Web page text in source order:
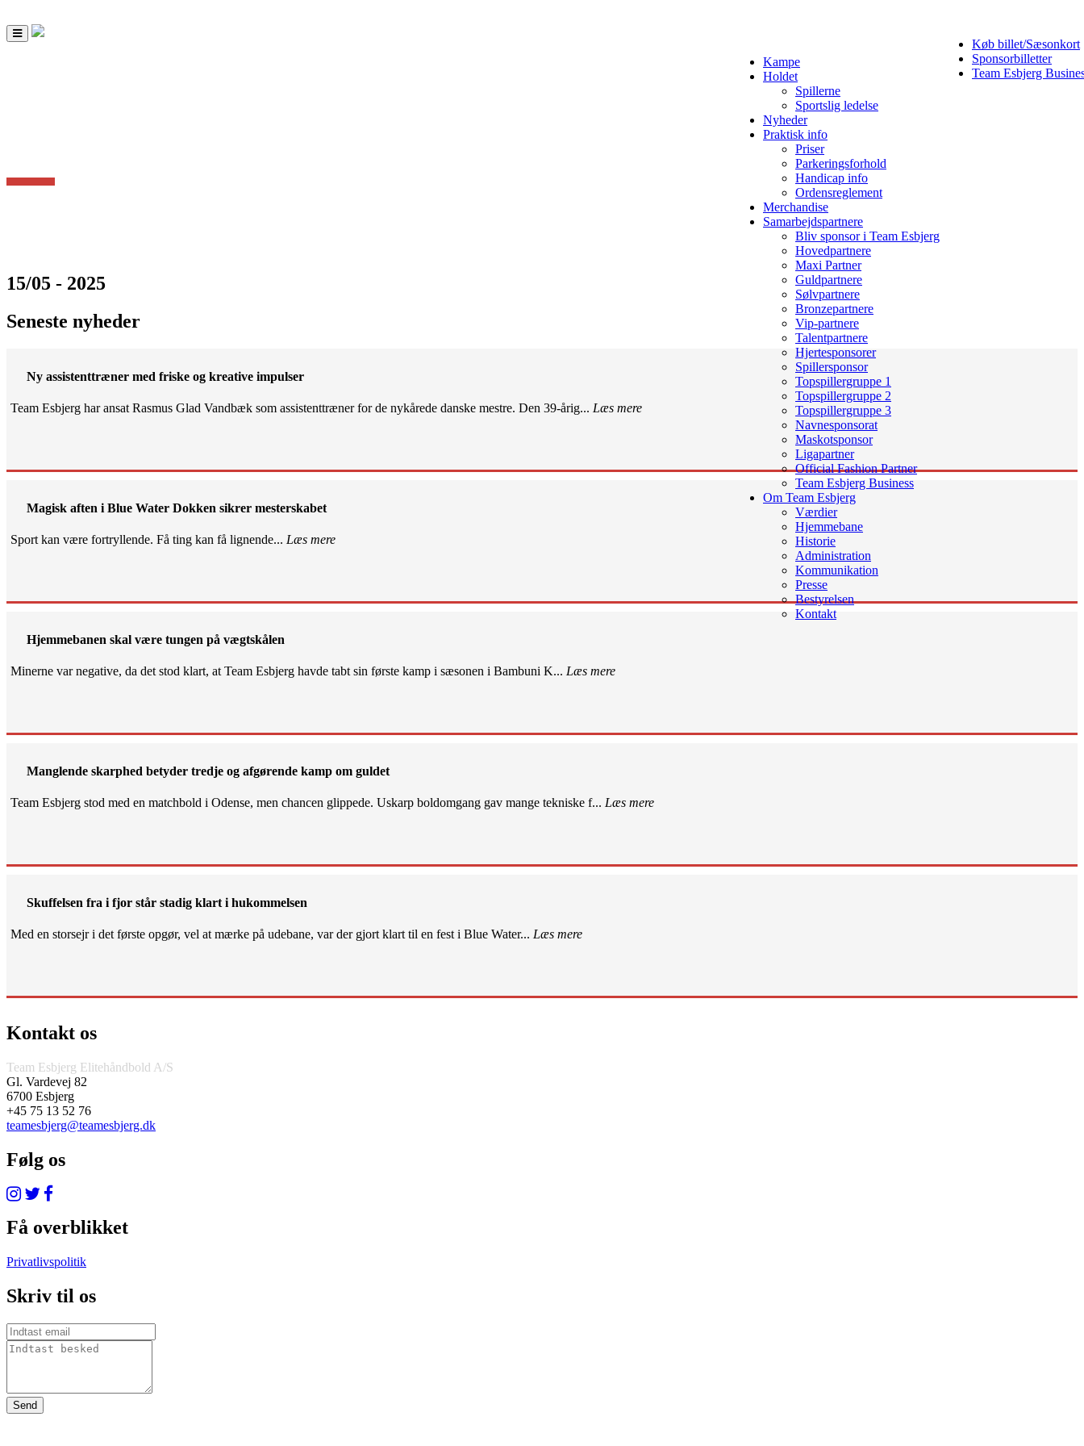
Køb billet/Sæsonkort
Sponsorbilletter
Team Esbjerg
Toggle
navigation
Kampe
Holdet
Spillerne
Sportslig ledelse
Nyheder
Praktisk info
Priser
Parkeringsforhold
Handicap info
Ordensreglement
Merchandise
Samarbejdspartnere
Bliv sponsor i Team Esbjerg
Hovedpartnere
Maxi Partner
Guldpartnere
Sølvpartnere
Bronzepartnere
Vip-partnere
Talentpartnere
Hjertesponsorer
Spillersponsor
Topspillergruppe 1
Topspillergruppe 2
Topspillergruppe 3
Navnesponsorat
Maskotsponsor
Ligapartner
Official Fashion Partner
Team Esbjerg Business
Om Team Esbjerg
Værdier
Hjemmebane
Historie
Administration
Kommunikation
Presse
Bestyrelsen
Kontakt
15/05 - 2025
Seneste nyheder
Ny assistenttræner med friske og kreative impulser
Team Esbjerg har ansat Rasmus Glad Vandbæk som assistenttræner for de nykårede danske mestre. Den 39-årig... Læs mere
Magisk aften i Blue Water Dokken sikrer mesterskabet
Sport kan være fortryllende. Få ting kan få lignende... Læs mere
Hjemmebanen skal være tungen på vægtskålen
Minerne var negative, da det stod klart, at Team Esbjerg havde tabt sin første kamp i sæsonen i Bambuni K... Læs mere
Manglende skarphed betyder tredje og afgørende kamp om guldet
Team Esbjerg stod med en matchbold i Odense, men chancen glippede. Uskarp boldomgang gav mange tekniske f... Læs mere
Skuffelsen fra i fjor står stadig klart i hukommelsen
Med en storsejr i det første opgør, vel at mærke på udebane, var der gjort klart til en fest i Blue Water... Læs mere
Kontakt os
Team Esbjerg Elitehåndbold A/S
Gl. Vardevej 82
6700 Esbjerg
+45 75 13 52 76
teamesbjerg@teamesbjerg.dk
Følg os
Få overblikket
Privatlivspolitik
Skriv til os